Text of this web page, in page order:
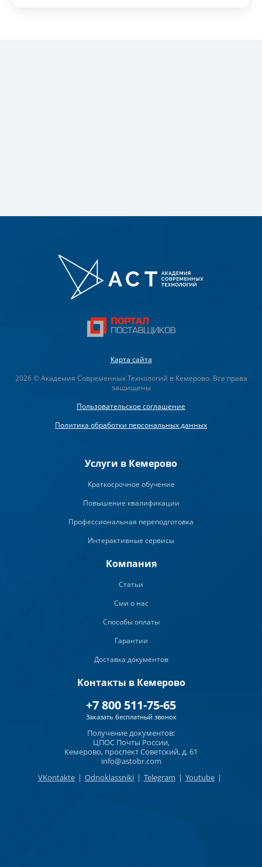
Карта сайта
2026 © Академия Современных Технологий в Кемерово. Все права
защищены
Пользовательское соглашение
Политика обработки персональных данных
Услуги в Кемерово
Краткосрочное обучение
Повышение квалификации
Профессиональная переподготовка
Интерактивные сервисы
Компания
Статьи
Сми о нас
Способы оплаты
Гарантии
Доставка документов
Контакты в Кемерово
+7 800 511-75-65
Заказать бесплатный звонок
Получение документов:
ЦПОС Почты России,
Кемерово, проспект Советский, д. 61
info@astobr.com
VKontakte | Odnoklassniki | Telegram | Youtube |